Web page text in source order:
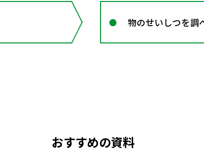
物のせいしつを
おすすめの資料